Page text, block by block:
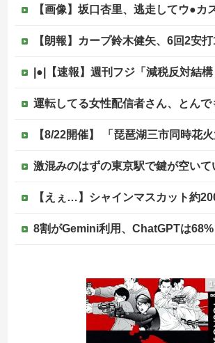
【画像】坂口杏里、逃走してウ●カスまで晒
【朗報】カープ鈴木健矢、6回2安打1失点！床田の代役先発で快
|●|【速報】週刊フジ「減税反対結構！ならば石破太郎と河野茂は離
運転してる女性配信者さん、とんでもない駐車テクニックを見せつけてネット民を
【8/22開催】 「琵琶湖三市同時花火大会」、各市公式「そんな花火大会は存在しない」→ 高価チケッ
激混みのはずの東京駅で鍵が空いているコインロッカーが散見、「ラッキー」
【えぇ…】シャインマスカット約200房を盗んだ男の自宅を調べ
8割がGemini利用、ChatGPTは68%
【マジキチ】ゆうこく信者「高市総理に大勢のSP。税金の無駄遣いです」→『山上のようなテロリストのせい』とリプ
【悲報】シャインマスカット200房（40万円相当）を畑から盗んだ男を逮捕